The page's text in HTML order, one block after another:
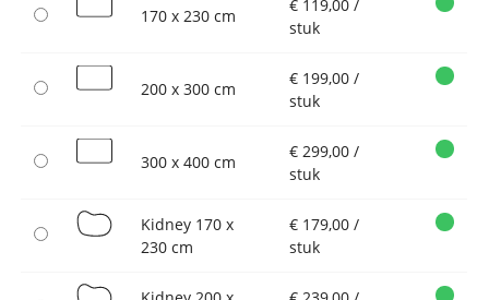
170 x 230 cm
€ 119,00 /
stuk
200 x 300 cm
€ 199,00 /
stuk
300 x 400 cm
€ 299,00 /
stuk
Kidney 170 x
230 cm
€ 179,00 /
stuk